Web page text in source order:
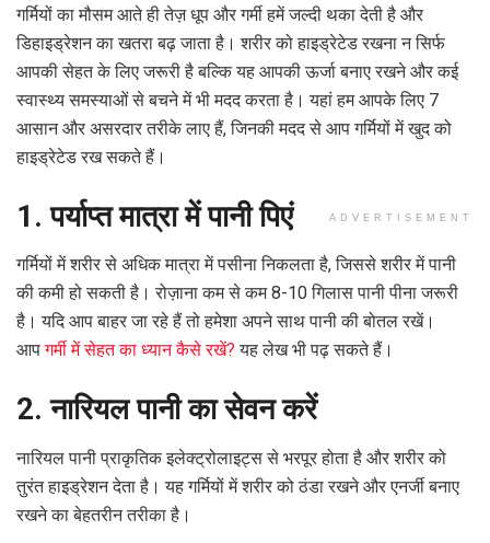
गर्मियों का मौसम आते ही तेज़ धूप और गर्मी हमें जल्दी थका देती है और
डिहाइड्रेशन का खतरा बढ़ जाता है। शरीर को हाइड्रेटेड रखना न सिर्फ
आपकी सेहत के लिए जरूरी है बल्कि यह आपकी ऊर्जा बनाए रखने और कई
स्वास्थ्य समस्याओं से बचने में भी मदद करता है। यहां हम आपके लिए 7
आसान और असरदार तरीके लाए हैं, जिनकी मदद से आप गर्मियों में खुद को
हाइड्रेटेड रख सकते हैं।
ADVERTISEMENT
1. पर्याप्त मात्रा में पानी पिएं
गर्मियों में शरीर से अधिक मात्रा में पसीना निकलता है, जिससे शरीर में पानी
की कमी हो सकती है। रोज़ाना कम से कम 8-10 गिलास पानी पीना जरूरी
है। यदि आप बाहर जा रहे हैं तो हमेशा अपने साथ पानी की बोतल रखें।
आपगर्मी में सेहत का ध्यान कैसे रखें? यह लेख भी पढ़ सकते हैं।
2. नारियल पानी का सेवन करें
नारियल पानी प्राकृतिक इलेक्ट्रोलाइट्स से भरपूर होता है और शरीर को
तुरंत हाइड्रेशन देता है। यह गर्मियों में शरीर को ठंडा रखने और एनर्जी बनाए
रखने का बेहतरीन तरीका है।